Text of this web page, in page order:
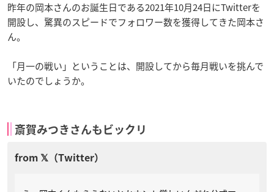
昨年の岡本さんのお誕生日である2021年10月24日にTwitterを
開設し、驚異のスピードでフォロワー数を獲得してきた岡本さ
ん。
「月一の戦い」ということは、開設してから毎月戦いを挑んで
いたのでしょうか。
斎賀みつきさんもビックリ